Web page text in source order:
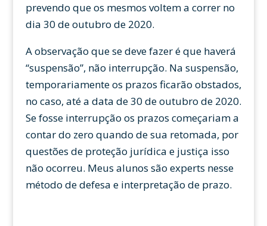
prevendo que os mesmos voltem a correr no
dia 30 de outubro de 2020.
A observação que se deve fazer é que haverá
“suspensão”, não interrupção. Na suspensão,
temporariamente os prazos ficarão obstados,
no caso, até a data de 30 de outubro de 2020.
Se fosse interrupção os prazos começariam a
contar do zero quando de sua retomada, por
questões de proteção jurídica e justiça isso
não ocorreu. Meus alunos são experts nesse
método de defesa e interpretação de prazo.